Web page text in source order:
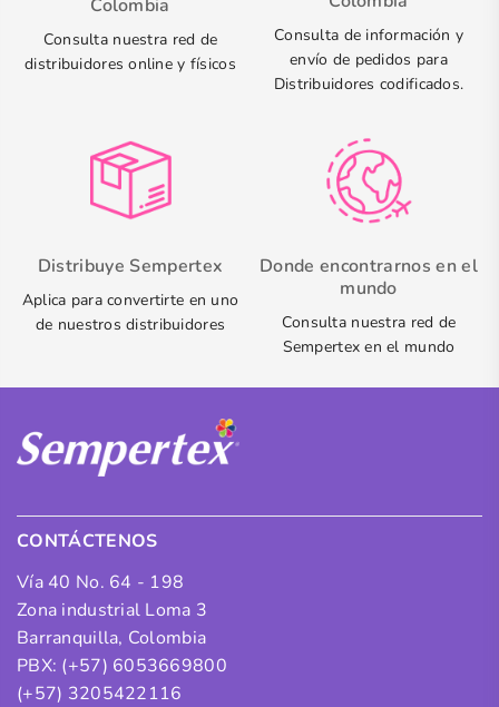
Colombia
Consulta nuestra red de
distribuidores online y físicos
Consulta de información y
envío de pedidos para
Distribuidores codificados.
Distribuye Sempertex
Aplica para convertirte en uno
de nuestros distribuidores
Donde encontrarnos en el
mundo
Consulta nuestra red de
Sempertex en el mundo
CONTÁCTENOS
Vía 40 No. 64 - 198
Zona industrial Loma 3
Barranquilla, Colombia
PBX: (+57) 6053669800
(+57) 3205422116